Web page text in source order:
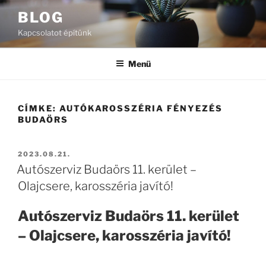
Tartalomhoz
BLOG
Kapcsolatot építünk
Menü
CÍMKE: AUTÓKAROSSZÉRIA FÉNYEZÉS
BUDAÖRS
BEKÜLDVE:
2023.08.21.
Autószerviz Budaörs 11. kerület –
Olajcsere, karosszéria javító!
Autószerviz Budaörs 11. kerület
– Olajcsere, karosszéria javító!